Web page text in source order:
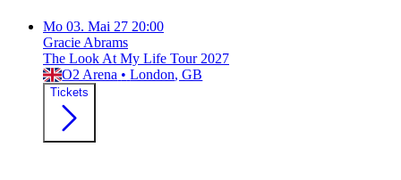
Mo 03. Mai 27 20:00
Gracie Abrams
The Look At My Life Tour 2027
O2 Arena • London, GB
Tickets